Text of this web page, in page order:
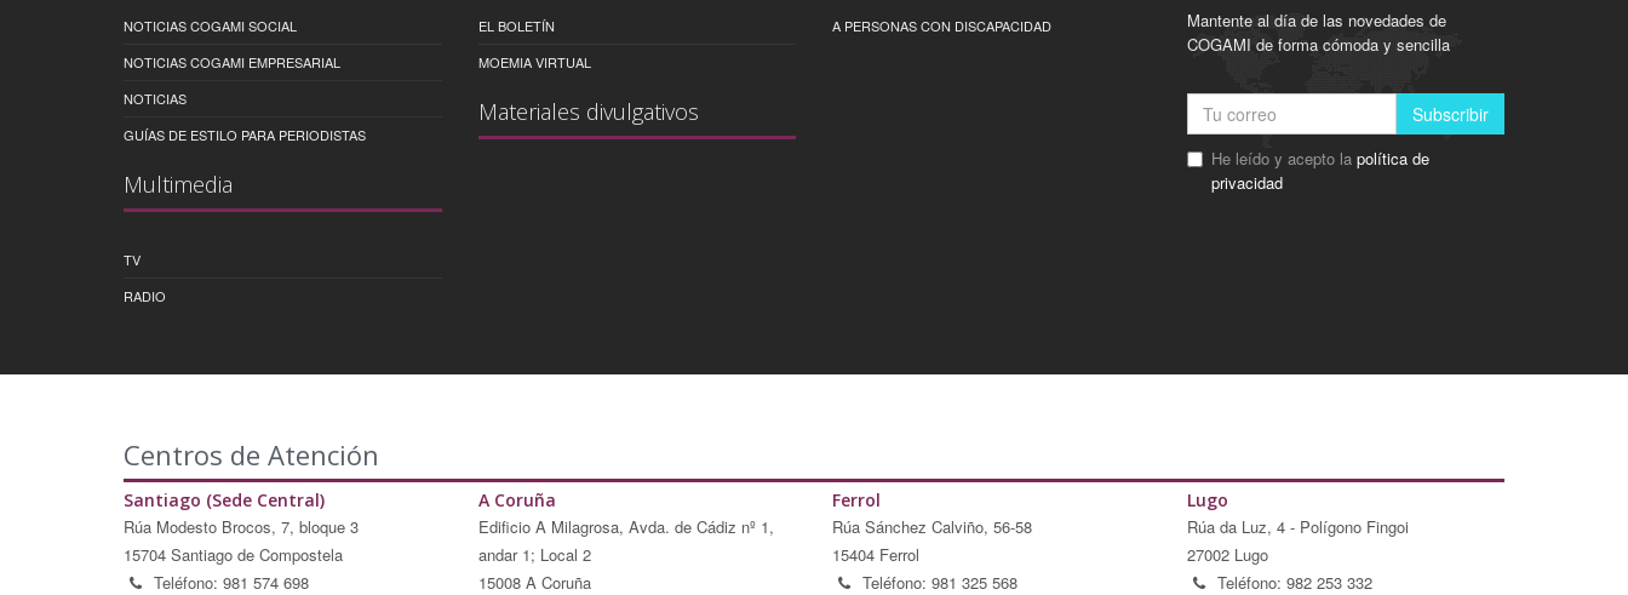
NOTICIAS COGAMI SOCIAL
NOTICIAS COGAMI EMPRESARIAL
NOTICIAS
GUÍAS DE ESTILO PARA PERIODISTAS
Multimedia
TV
RADIO
EL BOLETÍN
MOEMIA VIRTUAL
Materiales divulgativos
A PERSONAS CON DISCAPACIDAD
Mantente al día de las novedades de
COGAMI de forma cómoda y sencilla
Subscribir
He leído y acepto la política de
privacidad
Centros de Atención
Santiago (Sede Central)
Rúa Modesto Brocos, 7, bloque 3
15704 Santiago de Compostela
Teléfono: 981 574 698
A Coruña
Edificio A Milagrosa, Avda. de Cádiz nº 1,
andar 1; Local 2
15008 A Coruña
Ferrol
Rúa Sánchez Calviño, 56-58
15404 Ferrol
Teléfono: 981 325 568
Lugo
Rúa da Luz, 4 - Polígono Fingoi
27002 Lugo
Teléfono: 982 253 332